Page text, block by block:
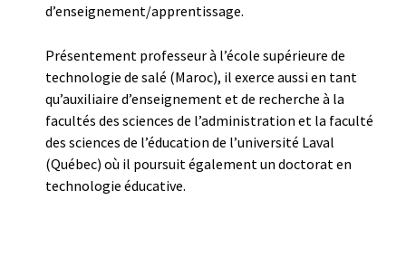
d’enseignement/apprentissage.
Présentement professeur à l’école supérieure de
technologie de salé (Maroc), il exerce aussi en tant
qu’auxiliaire d’enseignement et de recherche à la
facultés des sciences de l’administration et la faculté
des sciences de l’éducation de l’université Laval
(Québec) où il poursuit également un doctorat en
technologie éducative.